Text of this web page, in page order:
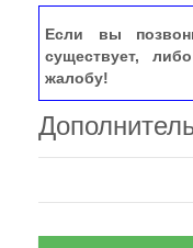
Если вы
существует,
жалобу!